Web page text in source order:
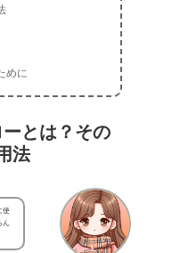
めに
とは？その
法
使